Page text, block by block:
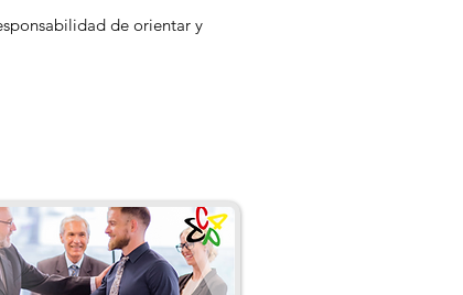
de orientar y